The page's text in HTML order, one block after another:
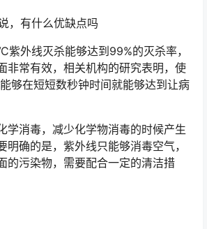
，有什么优缺点吗
紫外线灭杀能够达到99%的灭杀率，
非常有效，相关机构的研究表明，使
够在短短数秒钟时间就能够达到让病
学消毒，减少化学物消毒的时候产生
明确的是，紫外线只能够消毒空气，
的污染物，需要配合一定的清洁措